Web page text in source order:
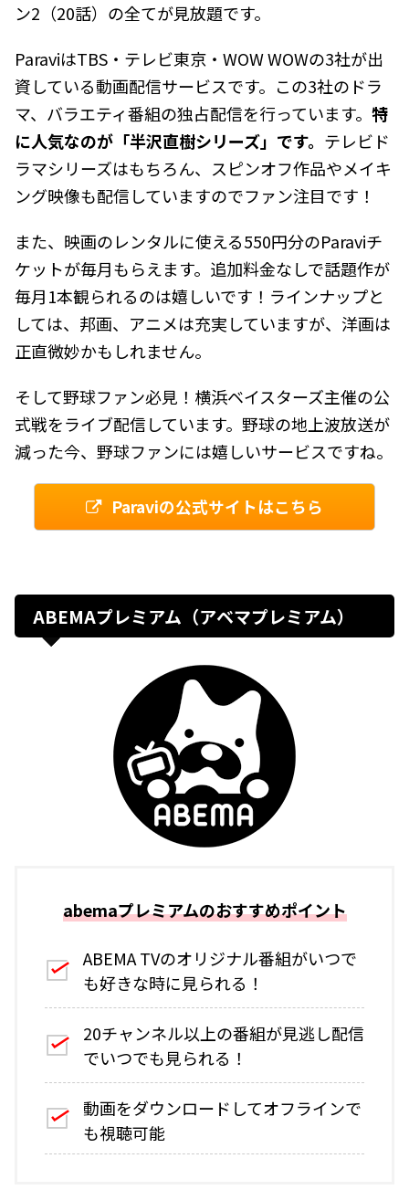
ン2（20話）の全てが見放題です。
ParaviはTBS・テレビ東京・WOW WOWの3社が出
資している動画配信サービスです。この3社のドラ
マ、バラエティ番組の独占配信を行っています。 特
に人気なのが「半沢直樹シリーズ」です。 テレビド
ラマシリーズはもちろん、スピンオフ作品やメイキ
ング映像も配信していますのでファン注目です！
また、映画のレンタルに使える550円分のParaviチ
ケットが毎月もらえます。追加料金なしで話題作が
毎月1本観られるのは嬉しいです！ラインナップと
しては、邦画、アニメは充実していますが、洋画は
正直微妙かもしれません。
そして野球ファン必見！横浜ベイスターズ主催の公
式戦をライブ配信しています。野球の地上波放送が
減った今、野球ファンには嬉しいサービスですね。
Paraviの公式サイトはこちら
ABEMAプレミアム（アベマプレミアム）
abemaプレミアムのおすすめポイント
ABEMA TVのオリジナル番組がいつで
も好きな時に見られる！
20チャンネル以上の番組が見逃し配信
でいつでも見られる！
動画をダウンロードしてオフラインで
も視聴可能